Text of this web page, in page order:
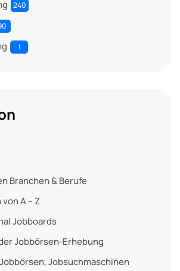
240
1
Branchen & Berufe
A – Z
Jobboards
Jobbörsen-Erhebung
Jobsuchmaschinen